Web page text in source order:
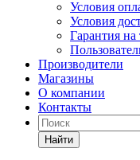
Условия
Условия
Гарантия на
Производители
Магазины
О компании
Контакты
Найти